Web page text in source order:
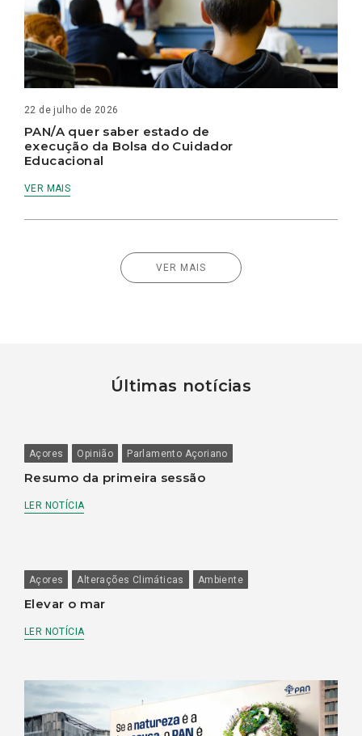
22 de julho de 2026
PAN/A quer saber estado de
execução da Bolsa do Cuidador
Educacional
VER MAIS
VER MAIS
Últimas notícias
Açores Opinião Parlamento Açoriano
Resumo da primeira sessão
LER NOTÍCIA
Açores Alterações Climáticas Ambiente
Elevar o mar
LER NOTÍCIA